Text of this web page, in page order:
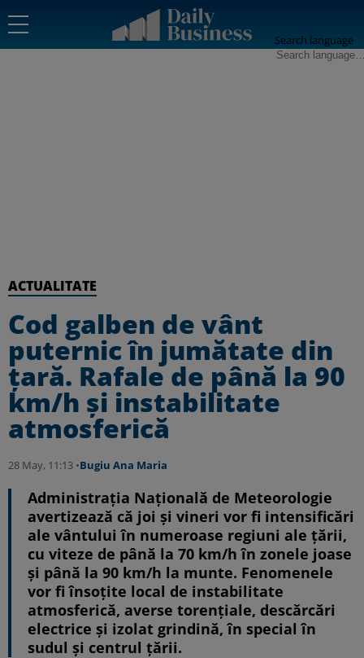
Search language
ACTUALITATE
Cod galben de vânt
puternic în jumătate din
țară. Rafale de până la 90
km/h și instabilitate
atmosferică
28 May, 11:13 •Bugiu ⁠Ana Maria
Administrația Națională de Meteorologie
avertizează că joi și vineri vor fi intensificări
ale vântului în numeroase regiuni ale țării,
cu viteze de până la 70 km/h în zonele joase
și până la 90 km/h la munte. Fenomenele
vor fi însoțite local de instabilitate
atmosferică, averse torențiale, descărcări
electrice și izolat grindină, în special în
sudul și centrul țării.